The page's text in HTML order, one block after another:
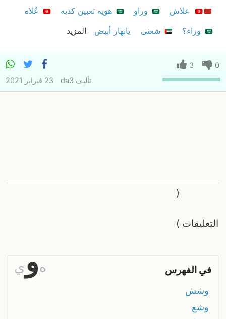
علاش
وراو هويه تعبين كذيه
عْلاه
وراء؟
شعنى يانهار أبيض المزيد
0
3
تأليف da3 23 فبراير 2021
التعليقات
(
)
في الفهرس هو ي
وشش
وشغ